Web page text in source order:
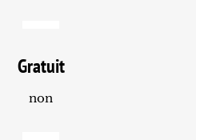
Gratuit
non